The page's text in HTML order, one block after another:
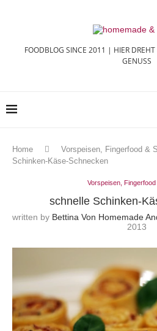
FOODBLOG SINCE 2011 | HIER
GENUSS
Home Vorspeisen, Fingerfood &
Schinken-Käse-Schnecken
Vorspeisen,
schnelle Schinken-
written by Bettina Von Homemade
2013